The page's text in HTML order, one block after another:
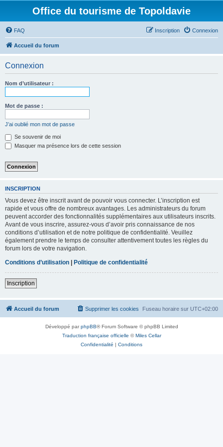
Office du tourisme de Topoldavie
FAQ Connexion
Inscription
Accueil du forum
Connexion
Nom d’utilisateur :
Mot de passe :
J’ai oublié mon mot de passe
Se souvenir de moi
Masquer ma présence lors de cette session
INSCRIPTION
Vous devez être inscrit avant de pouvoir vous connecter. L’inscription est
rapide et vous offre de nombreux avantages. Les administrateurs du forum
peuvent accorder des fonctionnalités supplémentaires aux utilisateurs inscrits.
Avant de vous inscrire, assurez-vous d’avoir pris connaissance de nos
conditions d’utilisation et de notre politique de confidentialité. Veuillez
également prendre le temps de consulter attentivement toutes les règles du
forum lors de votre navigation.
Conditions d’utilisation | Politique de confidentialité
Inscription
Accueil du forum Fuseau horaire sur UTC+02:00
Supprimer les cookies
Développé parphpBB® Forum Software © phpBB Limited
Traduction française officielle ©Miles Cellar
Confidentialité | Conditions